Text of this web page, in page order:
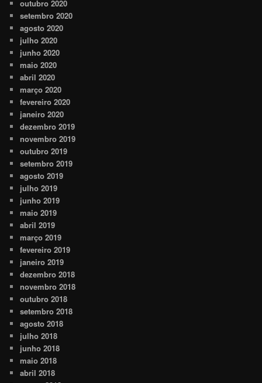
outubro 2020
setembro 2020
agosto 2020
julho 2020
junho 2020
maio 2020
abril 2020
março 2020
fevereiro 2020
janeiro 2020
dezembro 2019
novembro 2019
outubro 2019
setembro 2019
agosto 2019
julho 2019
junho 2019
maio 2019
abril 2019
março 2019
fevereiro 2019
janeiro 2019
dezembro 2018
novembro 2018
outubro 2018
setembro 2018
agosto 2018
julho 2018
junho 2018
maio 2018
abril 2018